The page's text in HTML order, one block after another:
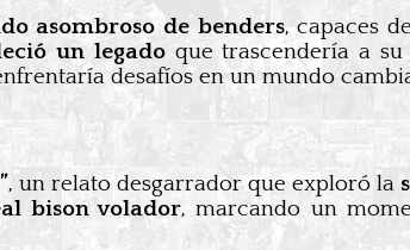
asombroso de benders, capaces
un legadoque trascendería a su
desafíos en un mundo
, un relato desgarrador que exploró la
bison volador, marcando un